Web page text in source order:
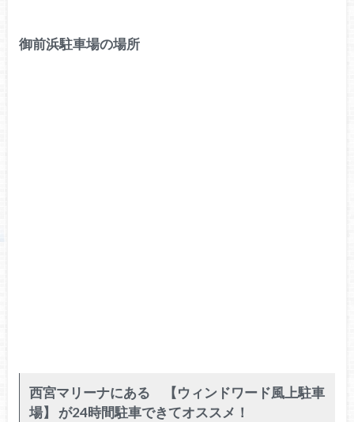
御前浜駐車場の場所
西宮マリーナにある 【ウィンドワード風上駐車
場】 が24時間駐車できてオススメ！